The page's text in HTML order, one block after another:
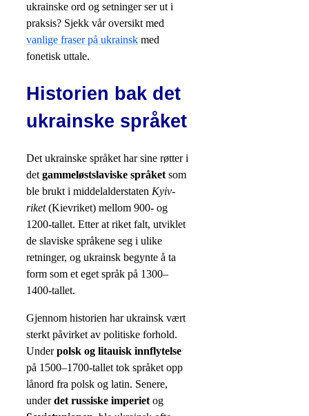
ukrainske ord og setninger ser ut i
praksis? Sjekk vår oversikt med
vanlige fraser på ukrainsk med
fonetisk uttale.
Historien bak det
ukrainske språket
Det ukrainske språket har sine røtter i
det gammeløstslaviske språket som
ble brukt i middelalderstaten Kyiv-
riket(Kievriket) mellom 900- og
1200-tallet. Etter at riket falt, utviklet
de slaviske språkene seg i ulike
retninger, og ukrainsk begynte å ta
form som et eget språk på 1300–
1400-tallet.
Gjennom historien har ukrainsk vært
sterkt påvirket av politiske forhold.
Underpolsk og litauisk innflytelse
på 1500–1700-tallet tok språket opp
lånord fra polsk og latin. Senere,
underdet russiske imperiet og